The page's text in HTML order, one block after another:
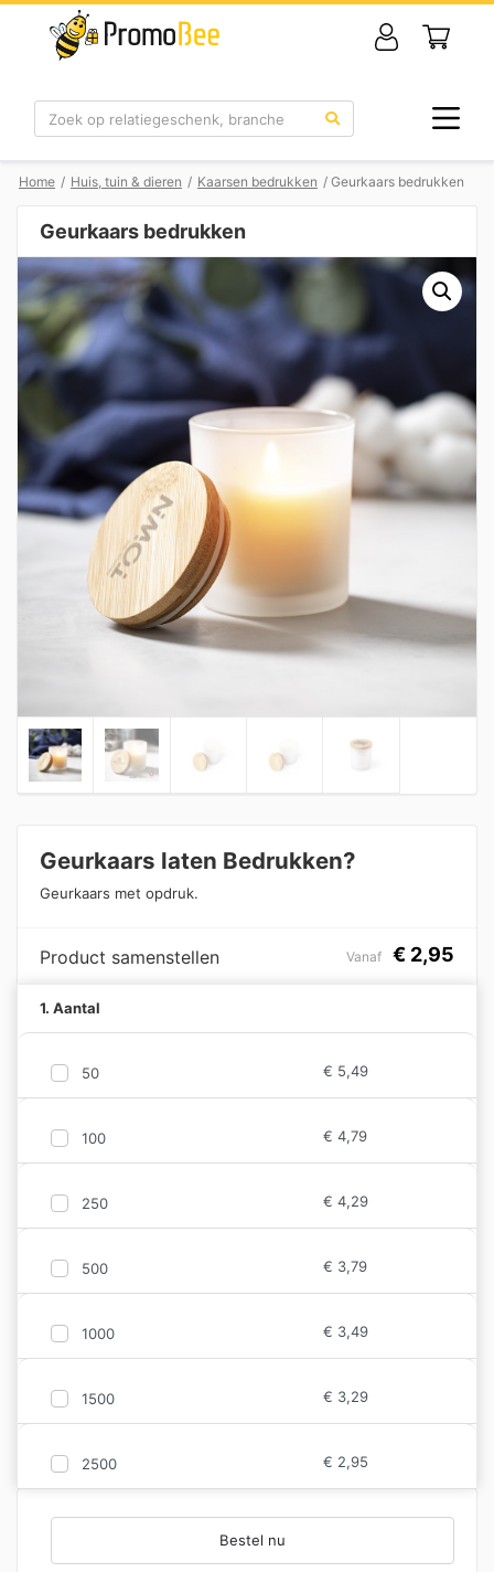
Zoek
Home / Huis, tuin & dieren / Kaarsen bedrukken / Geurkaars bedrukken
Geurkaars bedrukken
Geurkaars laten Bedrukken?
Geurkaars met opdruk.
Product samenstellen Vanaf € 2,95
1. Aantal
50 € 5,49
100 € 4,79
250 € 4,29
500 € 3,79
1000 € 3,49
1500 € 3,29
2500 € 2,95
Bestel nu